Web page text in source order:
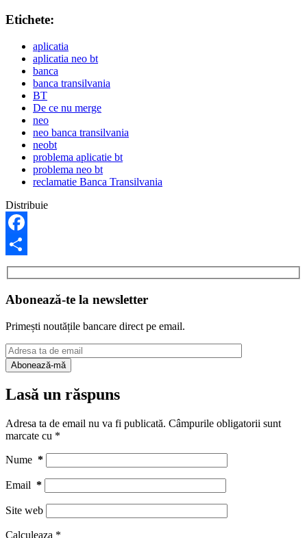
Etichete:
aplicatia
aplicatia neo bt
banca
banca transilvania
BT
De ce nu merge
neo
neo banca transilvania
neobt
problema aplicatie bt
problema neo bt
reclamatie Banca Transilvania
Distribuie
Facebook
Partajează
Abonează-te la newsletter
Primești noutățile bancare direct pe email.
Lasă un răspuns
Adresa ta de email nu va fi publicată. Câmpurile obligatorii sunt
marcate cu *
Nume *
Email *
Site web
Calculeaza *